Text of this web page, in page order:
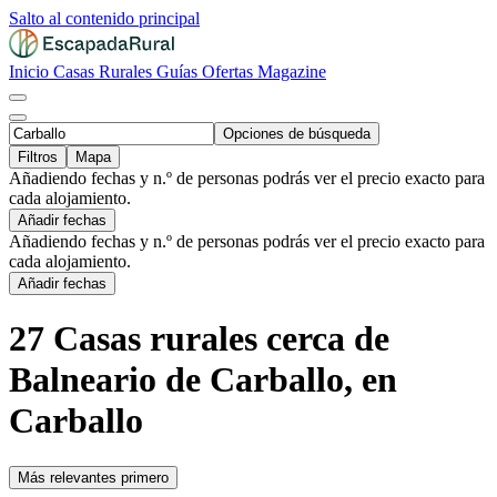
Salto al contenido principal
Inicio Casas Rurales Guías Ofertas Magazine
Opciones de búsqueda
Filtros
Mapa
Añadiendo fechas y n.º de personas podrás ver el precio exacto para
cada alojamiento.
Añadir fechas
Añadiendo fechas y n.º de personas podrás ver el precio exacto para
cada alojamiento.
Añadir fechas
27 Casas rurales cerca de
Balneario de Carballo, en
Carballo
Más relevantes primero